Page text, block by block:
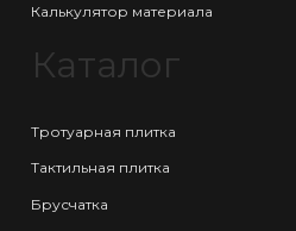
Калькулятор материала
Каталог
Тротуарная плитка
Тактильная плитка
Брусчатка